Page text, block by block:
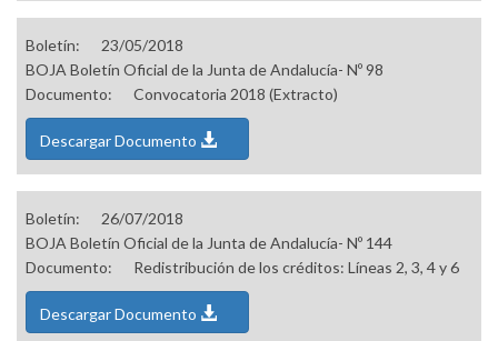
Boletín:
23/05/2018
BOJA Boletín Oficial de la Junta de Andalucía- Nº 98
Documento:
Convocatoria 2018 (Extracto)
Descargar Documento
Boletín:
26/07/2018
BOJA Boletín Oficial de la Junta de Andalucía- Nº 144
Documento:
Redistribución de los créditos: Líneas 2, 3, 4 y 6
Descargar Documento